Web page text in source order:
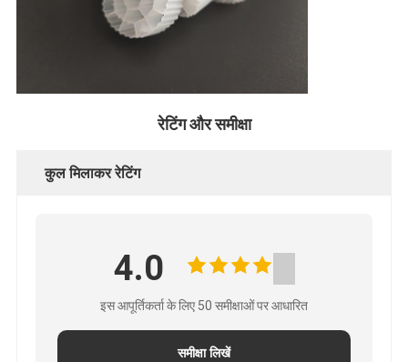
रेटिंग और समीक्षा
कुल मिलाकर रेटिंग
4.0
इस आपूर्तिकर्ता के लिए 50 समीक्षाओं पर आधारित
समीक्षा लिखें